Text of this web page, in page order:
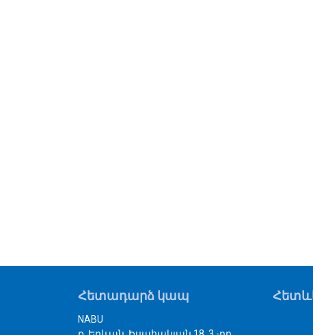
Հետադարձ կապ
NABU